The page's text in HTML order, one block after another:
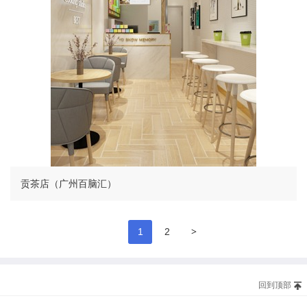
贡茶店（广州百脑汇）
1 2 >
回到顶部